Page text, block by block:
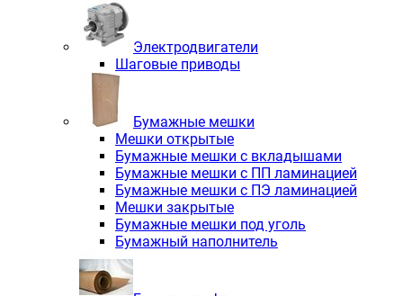
Электродвигатели
Шаговые приводы
Бумажные мешки
Мешки открытые
Бумажные мешки с вкладышами
Бумажные мешки с ПП ламинацией
Бумажные мешки с ПЭ ламинацией
Мешки закрытые
Бумажные мешки под уголь
Бумажный наполнитель